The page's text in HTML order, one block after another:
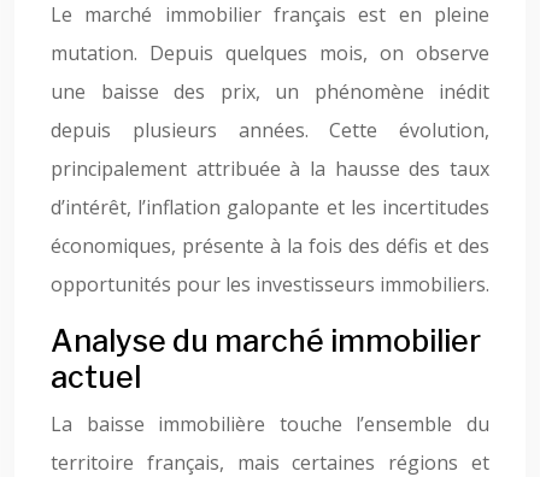
Le marché immobilier français est en pleine
mutation. Depuis quelques mois, on observe
une baisse des prix, un phénomène inédit
depuis plusieurs années. Cette évolution,
principalement attribuée à la hausse des taux
d’intérêt, l’inflation galopante et les incertitudes
économiques, présente à la fois des défis et des
opportunités pour les investisseurs immobiliers.
Analyse du marché immobilier
actuel
La baisse immobilière touche l’ensemble du
territoire français, mais certaines régions et